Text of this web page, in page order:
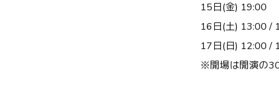
15日(金) 19:00
16日(土) 13:00 /
17日(日) 12:00 /
※開場は開演の